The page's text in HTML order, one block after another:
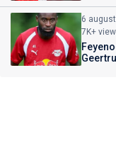
6
7K+